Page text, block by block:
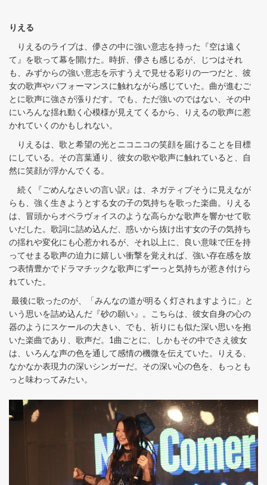
りえる
りえるのライブは、儚さの中に強い意志を持った『空は遠く
て』を歌って幕を開けた。時折、儚さも感じるが、じつはそれ
も、みずからの強い意志を示すうえで見せる彩りの一つだと、彼
女の歌声やパフォーマンスに触れながら感じていた。曲が進むご
とに歌声に強さが漲りだす。でも、ただ強いのではない、その中
にいろんな揺れ動く心模様が見えてくるから、りえるの歌声に惹
かれていくのかもしれない。
りえるは、歌と希望の光とニコニコの笑顔を届けることを目標
にしている。その言葉通り、彼女の歌や歌声に触れていると、自
然に笑顔が浮かんでくる。
続く『ごめんなさいの言い訳』は、ネガティブそうに見えなが
らも、強く生きようとする女の子の気持ちを歌った楽曲。りえる
は、冒頭からオペラヴォイスのような高らかな歌声を響かせて歌
いだした。歌詞に詰め込んだ、惑いから抜け出す女の子の気持ち
の揺れや変化にも心惹かれるが、それ以上に、良い意味で圧を持
ってせまる歌声の迫力に嬉しい衝撃を覚えれば、強い存在感を放
つ表情豊かでドラマチックな歌声にずーっと気持ちが惹き付けら
れていた。
最後に歌ったのが、「みんなの道が明るく灯されますように」と
いう思いを詰め込んだ『砂の願い』。こちらは、彼女自身の心の
器のようにスケールの大きい、でも、祈りにも似た深い思いを抱
いた楽曲であり、歌声だ。1曲ごとに、しかもその中でさえ彼女
は、いろんな声の色を通して感情の機微を伝えていた。りえる、
なかなか表現力の深いシンガーだ。その深い心の色を、もっとも
っと味わってみたい。